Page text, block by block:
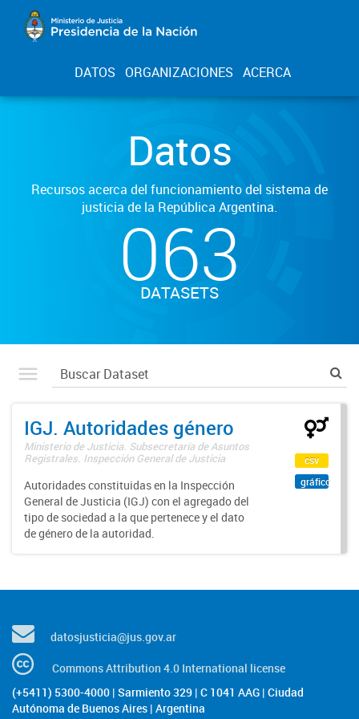
DATOS ORGANIZACIONES ACERCA
Datos
Recursos acerca del funcionamiento del sistema de
justicia de la República Argentina.
063
DATASETS
IGJ. Autoridades género
Ministerio de Justicia. Subsecretaría de Asuntos
Registrales. Inspección General de Justicia
Autoridades constituidas en la Inspección
General de Justicia (IGJ) con el agregado del
tipo de sociedad a la que pertenece y el dato
de género de la autoridad.
csv
gráfico
datosjusticia@jus.gov.ar
Commons Attribution 4.0 International license
(+5411) 5300-4000 | Sarmiento 329 | C 1041 AAG | Ciudad
Autónoma de Buenos Aires | Argentina